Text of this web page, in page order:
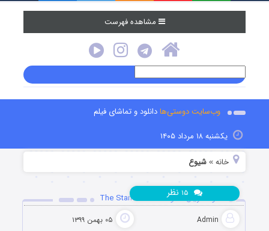
مشاهده فهرست
وب‌سایت دوستی‌هادانلود و تماشای فیلم
یکشنبه ۱۸ مرداد ۱۴۰۵
خانه »شیوع
دانلود سریال مقاومت The Stand 2020
Admin ۰۵ بهمن ۱۳۹۹
نظر